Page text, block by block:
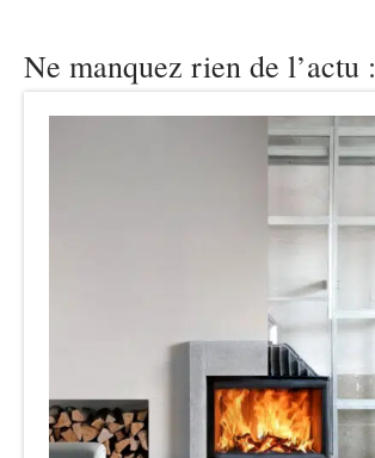
Ne manquez rien de l’actu :